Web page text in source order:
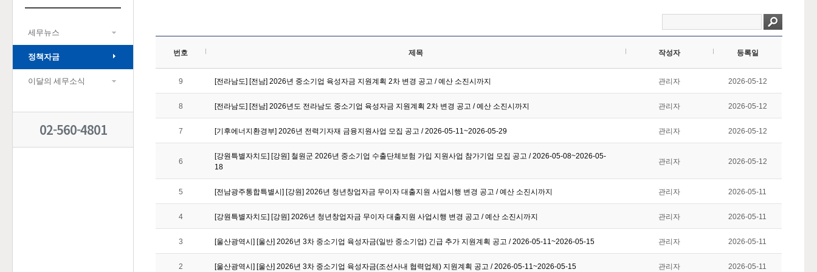
세무뉴스
정책자금
이달의 세무소식
02-560-4801
번호 제목 작성자 등록일
9 [전라남도] [전남] 2026년 중소기업 육성자금 지원계획 2차 변경 공고 / 예산 소진시까지 관리자 2026-05-12
8 [전라남도] [전남] 2026년도 전라남도 중소기업 육성자금 지원계획 2차 변경 공고 / 예산 소진시까지 관리자 2026-05-12
7 [기후에너지환경부] 2026년 전력기자재 금융지원사업 모집 공고 / 2026-05-11~2026-05-29 관리자 2026-05-12
6
[강원특별자치도] [강원] 철원군 2026년 중소기업 수출단체보험 가입 지원사업 참가기업 모집 공고 / 2026-05-08~2026-05-
18
관리자 2026-05-12
5 [전남광주통합특별시] [강원] 2026년 청년창업자금 무이자 대출지원 사업시행 변경 공고 / 예산 소진시까지 관리자 2026-05-11
4 [강원특별자치도] [강원] 2026년 청년창업자금 무이자 대출지원 사업시행 변경 공고 / 예산 소진시까지 관리자 2026-05-11
3 [울산광역시] [울산] 2026년 3차 중소기업 육성자금(일반 중소기업) 긴급 추가 지원계획 공고 / 2026-05-11~2026-05-15 관리자 2026-05-11
2 [울산광역시] [울산] 2026년 3차 중소기업 육성자금(조선사내 협력업체) 지원계획 공고 / 2026-05-11~2026-05-15 관리자 2026-05-11